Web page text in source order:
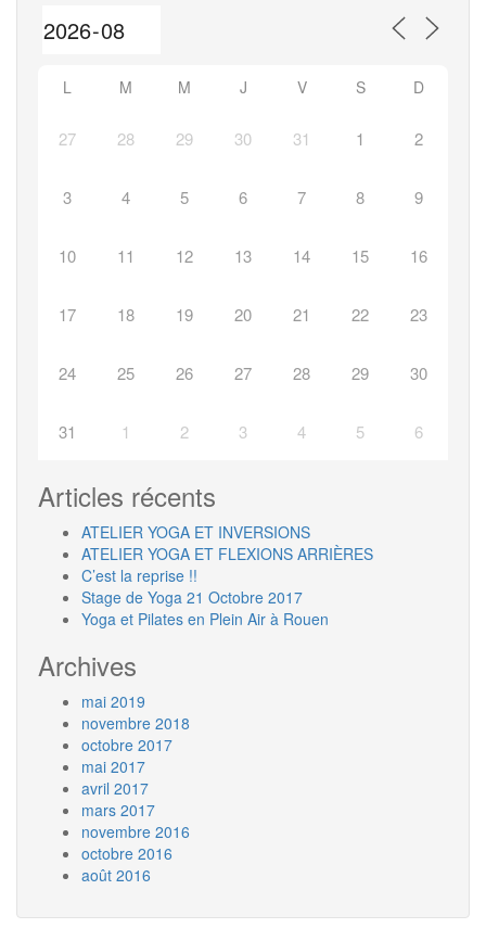
L M M J V S D
27 28 29 30 31 1 2
3 4 5 6 7 8 9
10 11 12 13 14 15 16
17 18 19 20 21 22 23
24 25 26 27 28 29 30
31 1 2 3 4 5 6
Articles récents
ATELIER YOGA ET INVERSIONS
ATELIER YOGA ET FLEXIONS ARRIÈRES
C’est la reprise !!
Stage de Yoga 21 Octobre 2017
Yoga et Pilates en Plein Air à Rouen
Archives
mai 2019
novembre 2018
octobre 2017
mai 2017
avril 2017
mars 2017
novembre 2016
octobre 2016
août 2016